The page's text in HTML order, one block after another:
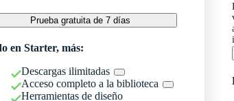
Prueba gratuita de 7 días
en Starter, más:
Descargas ilimitadas
Acceso completo a la biblioteca
Herramientas de diseño